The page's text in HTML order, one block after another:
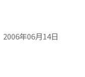
2006年06月14日